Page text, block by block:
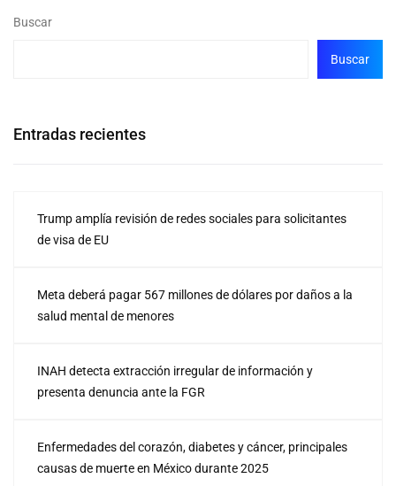
Buscar
Buscar
Entradas recientes
Trump amplía revisión de redes sociales para solicitantes
de visa de EU
Meta deberá pagar 567 millones de dólares por daños a la
salud mental de menores
INAH detecta extracción irregular de información y
presenta denuncia ante la FGR
Enfermedades del corazón, diabetes y cáncer, principales
causas de muerte en México durante 2025